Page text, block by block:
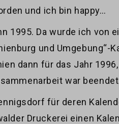
und ich bin happy…
1995. Da wurde ich von
und
dann für das Jahr
war
für deren
Druckerei einen